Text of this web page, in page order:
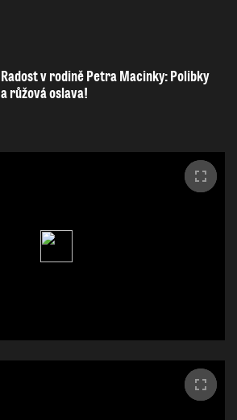
Radost v rodině Petra Macinky: Polibky
a růžová oslava!